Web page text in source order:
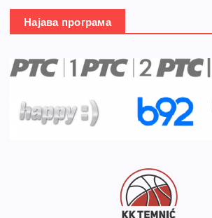
Најава програма